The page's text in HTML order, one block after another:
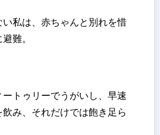
い私は、赤ちゃんと別れを惜
難。
トゥリーでうがいし、早速
み、それだけでは飽き足ら